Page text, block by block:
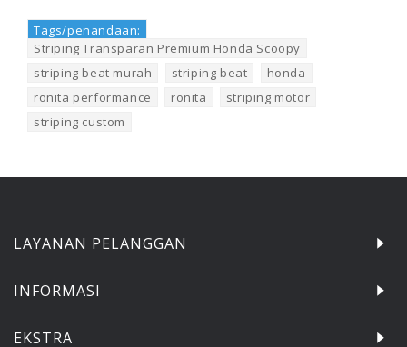
Tags/penandaan:
Striping Transparan Premium Honda Scoopy
striping beat murah
striping beat honda
ronita performance
ronita striping motor
striping custom
LAYANAN PELANGGAN
INFORMASI
EKSTRA